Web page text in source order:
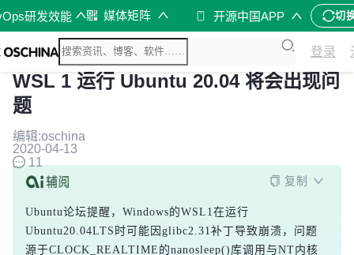
研发效能 媒体矩阵 开源中国APP 切
登录
WSL 1 运行 Ubuntu 20.04 将会出现问
题
编辑:oschina
2020-04-13
11
复制
Ubuntu论坛提醒，Windows的WSL1在运行
Ubuntu20.04LTS时可能因glibc2.31补丁导致崩溃，问题
源于CLOCK_REALTIME的nanosleep()库调用与NT内核